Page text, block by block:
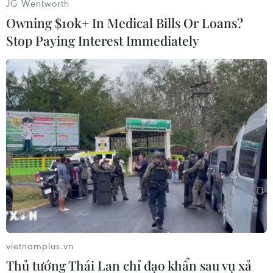
#Colombia #Tây Ban Nha #Côcain
#Ma túy
Colombia
Tây Ban Nha
Theo dõi VietnamPlus
TIN CÙNG CHUYÊN MỤC
JG Wentworth
Owning $10k+ In Medical Bills Or Loans?
Stop Paying Interest Immediately
vietnamplus.vn
Thủ tướng Thái Lan chỉ đạo khẩn sau vụ xả